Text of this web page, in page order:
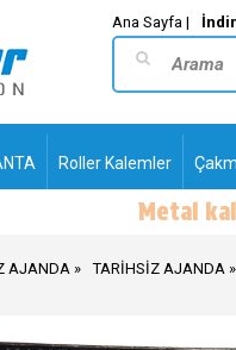
Ana Sayfa |
Roller Kalemler
AJANDA TARİHSİZ AJANDA